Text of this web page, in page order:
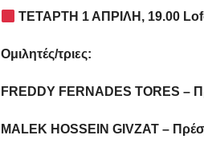
ΤΕΤΑΡΤΗ 1 ΑΠΡΙΛΗ, 19.00
Ομιλητές/τριες:
FREDDY FERNADES TORES –
MALEK HOSSEIN GIVZAT –